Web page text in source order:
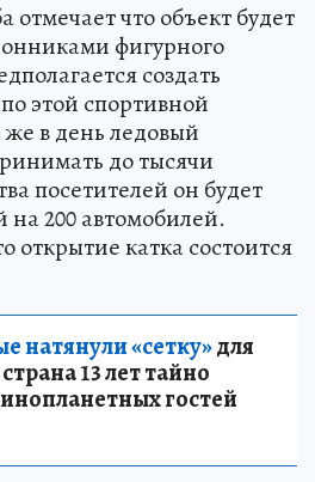
отмечает что объект будет
фигурного
создать
этой спортивной
в день ледовый
до тысячи
посетителей он будет
200 автомобилей.
открытие катка состоится
натянули «сетку»для
13 лет тайно
гостей